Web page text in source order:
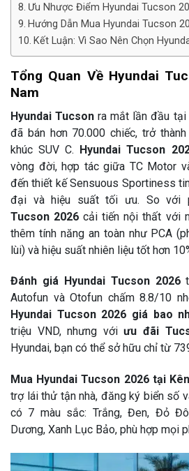
Ưu Nhược Điểm Hyundai Tucson
Hướng Dẫn Mua Hyundai Tucson
Kết Luận: Vì Sao Nên Chọn
Tổng Quan Về Hyundai
Nam
Hyundai Tucson ra mắt lần đầu tại
đã bán hơn 70.000 chiếc, trở
khúc SUV C. Hyundai Tucson
vòng đời, hợp tác giữa TC Motor
đến thiết kế Sensuous Sportiness
đại và hiệu suất tối ưu. So với
Tucson 2026 cải tiến nội thất với
thêm tính năng an toàn như PCA
lùi) và hiệu suất nhiên liệu tốt hơn
Đánh giá Hyundai Tucson 2026
Autofun và Otofun chấm 8.8/10
Hyundai Tucson 2026 giá bao
triệu VND, nhưng vớiưu đãi
Hyundai, bạn có thể sở hữu chỉ từ
Mua Hyundai Tucson 2026tại
trợ lái thử tận nhà, đăng ký biển số
có 7 màu sắc: Trắng, Đen, Đỏ
Dương, Xanh Lục Bảo, phù hợp mọi